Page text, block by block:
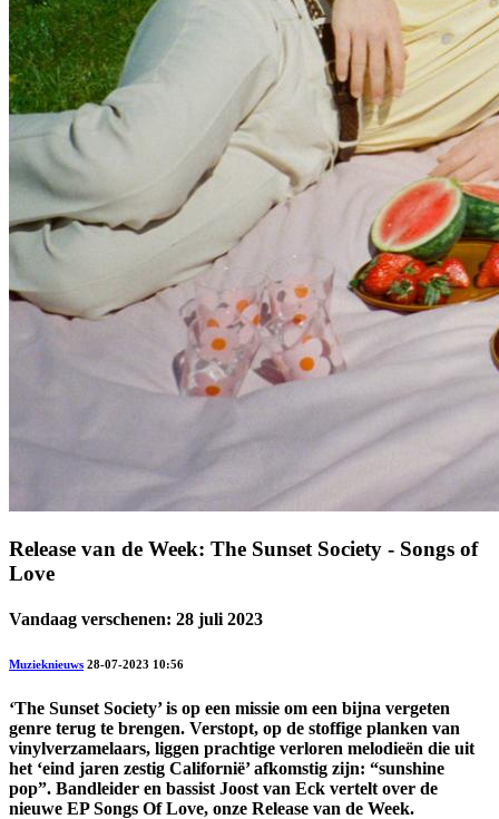
Release van de Week: The Sunset Society - Songs of
Love
Vandaag verschenen: 28 juli 2023
Muzieknieuws 28-07-2023 10:56
‘The Sunset Society’ is op een missie om een bijna vergeten
genre terug te brengen. Verstopt, op de stoffige planken van
vinylverzamelaars, liggen prachtige verloren melodieën die uit
het ‘eind jaren zestig Californië’ afkomstig zijn: “sunshine
pop”. Bandleider en bassist Joost van Eck vertelt over de
nieuwe EP Songs Of Love, onze Release van de Week.